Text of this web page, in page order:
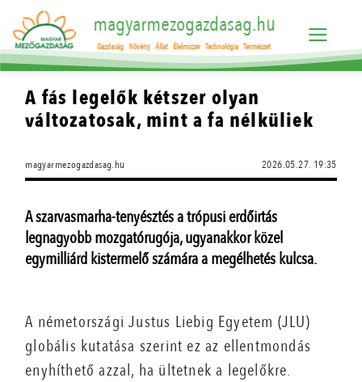
magyarmezogazdasag.hu
Gazdaság Növény Állat Élelmiszer Technológia Természet
A fás legelők kétszer olyan
változatosak, mint a fa nélküliek
magyarmezogazdasag.hu 2026.05.27. 19:35
A szarvasmarha-tenyésztés a trópusi erdőirtás
legnagyobb mozgatórugója, ugyanakkor közel
egymilliárd kistermelő számára a megélhetés kulcsa.
A németországi Justus Liebig Egyetem (JLU)
globális kutatása szerint ez az ellentmondás
enyhíthető azzal, ha ültetnek a legelőkre.